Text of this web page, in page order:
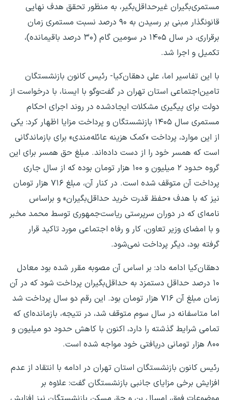
مستمری‌بگیران غیرحداقل‌بگیر، به منظور تحقق هدف نهایی
قانونگذار مبنی بر رسیدن به ۹۰ درصد نسبت مستمری زمان
برقراری، در سال ۱۴۰۵ در سومین گام (۳۰ درصد باقیمانده)،
تکمیل و اجرا شد.
با این تفاسیر اما، علی دهقان‌کیا- رئیس کانون بازنشستگان
تامین‌اجتماعی استان تهران در گفت‌وگو با ایسنا، با درخواست از
دولت برای پیگیری مشکلات ایجادشده در روند اجرای احکام
مستمری سال ۱۴۰۵ بازنشستگان و پرداخت مزایا اظهار کرد: یکی
از این موارد، پرداخت «کمک هزینه عائله‌مندی» برای بازماندگانی
است که همسر خود را از دست داده‌اند. مبلغ حق همسر برای این
گروه حدود ۲ میلیون و ۱۰۰ هزار تومان بوده که از سال جاری
پرداخت آن متوقف شده است. در کنار آن، مبلغ ۷۱۶ هزار تومان
نیز که با هدف «حفظ قدرت خرید حداقل‌بگیران» و براساس
نامه‌ای که در دوران سرپرستی ریاست‌جمهوری توسط محمد مخبر
و با امضای وزیر تعاون، کار و رفاه اجتماعی مورد تاکید قرار
گرفته بود، دیگر پرداخت نمی‌شود.
دهقان‌کیا ادامه داد: بر اساس آن مصوبه مقرر شده بود معادل
۱۰ درصد حداقل دستمزد به حداقل‌بگیران پرداخت شود که در آن
زمان مبلغ آن ۷۱۶ هزار تومان بود. این رقم دو سال پرداخت شد
اما متاسفانه در سال سوم متوقف شد، در نتیجه، بازمانده‌ای که
تمامی شرایط گذشته را دارد، اکنون با کاهش حدود دو میلیون و
۸۰۰ هزار تومانی دریافتی خود مواجه شده است.
رئیس کانون بازنشستگان استان تهران در ادامه با انتقاد از عدم
افزایش برخی مزایای جانبی بازنشستگان گفت: علاوه بر